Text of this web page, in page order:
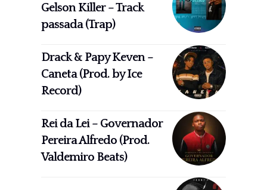
Gelson Killer – Track
passada (Trap)
Drack & Papy Keven –
Caneta (Prod. by Ice
Record)
Rei da Lei – Governador
Pereira Alfredo (Prod.
Valdemiro Beats)